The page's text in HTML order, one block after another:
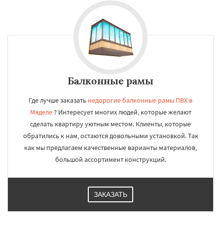
Балконные рамы
Где лучше заказать недорогие балконные рамы ПВХ в
Мяделе? Интересует многих людей, которые желают
сделать квартиру уютным местом. Клиенты, которые
обратились к нам, остаются довольными установкой. Так
как мы предлагаем качественные варианты материалов,
большой ассортимент конструкций.
ЗАКАЗАТЬ